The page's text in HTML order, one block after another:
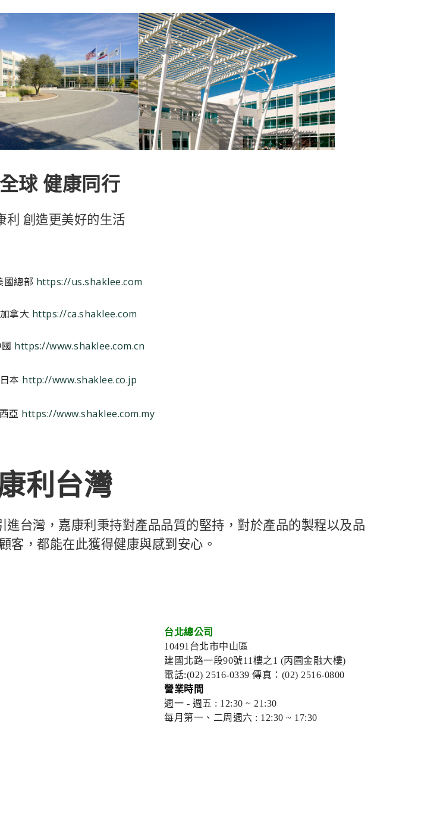
球 健康同行
利 創造更美好的生活
國總部 https://us.shaklee.com
拿大 https://ca.shaklee.com
https://www.shaklee.com.cn
本 http://www.shaklee.co.jp
亞 https://www.shaklee.com.my
利台灣
台灣，嘉康利秉持對產品品質的堅持，對於產品的製程以及品
客，都能在此獲得健康與感到安心。
台北總公司
10491台北市中山區
建國北路一段90號11樓之1 (丙園金融大樓)
電話:(02) 2516-0339 傳真：(02) 2516-0800
營業時間
週一 - 週五 : 12:30 ~ 21:30
每月第一、二周週六 : 12:30 ~ 17:30